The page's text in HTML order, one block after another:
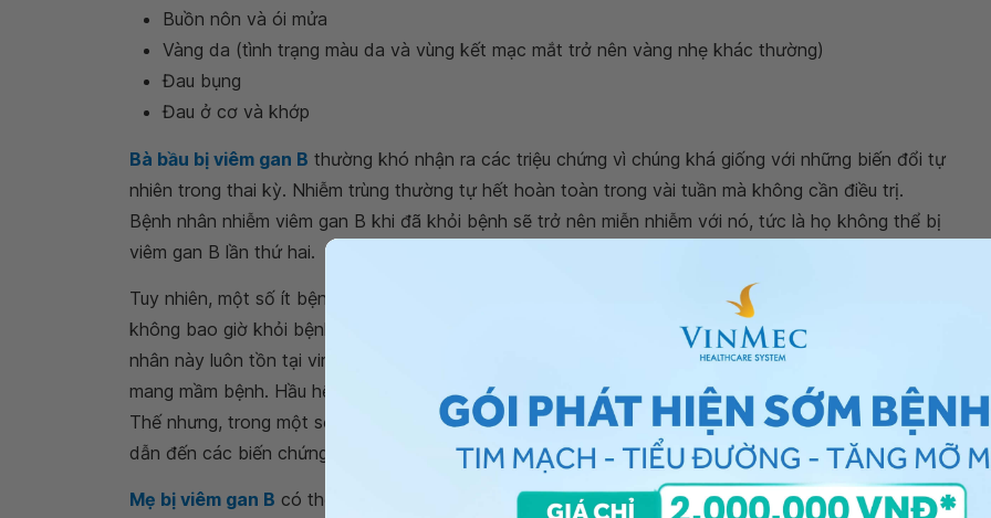
Buồn nôn và ói mửa
Vàng da (tình trạng màu da và vùng kết mạc mắt trở nên vàng nhẹ khác thường)
Đau bụng
Đau ở cơ và khớp
Bà bầu bị viêm gan B thường khó nhận ra các triệu chứng vì chúng khá giống với những biến đổi tự
nhiên trong thai kỳ. Nhiễm trùng thường tự hết hoàn toàn trong vài tuần mà không cần điều trị.
Bệnh nhân nhiễm viêm gan B khi đã khỏi bệnh sẽ trở nên miễn nhiễm với nó, tức là họ không thể bị
viêm gan B lần thứ hai.
Tuy nhiên, một số ít bệnh nhân, bao gồm người lớn và kể cả trẻ em dưới 5 tuổi bị nhiễm viêm gan B
không bao giờ khỏi bệnh. Hiện tượng này được gọi là
nhiễm viêm gan B mãn tính. Những bệnh
nhân này luôn tồn tại virus viêm gan B trong người cho đến cuối đời. Họ được xem là những người
mang mầm bệnh. Hầu hết các trường hợp
viêm gan B mãn tính không có bất kỳ triệu chứng nào.
Thế nhưng, trong một số ít trường hợp cá biệt, người mang mầm bệnh viêm gan B mãn tính có thể
dẫn đến các biến chứng nghiêm trọng, chẳng hạn như xơ gan, ung thư gan và tử vong.
Mẹ bị viêm gan B có thể truyền sang con và để lại nhiều biến chứng nguy hiểm. Cụ thể, có khoảng